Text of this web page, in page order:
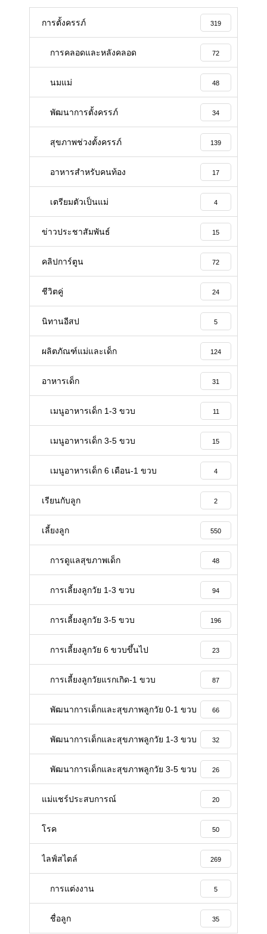
การตั้งครรภ์ 319
การคลอดและหลังคลอด 72
นมแม่ 48
พัฒนาการตั้งครรภ์ 34
สุขภาพช่วงตั้งครรภ์ 139
อาหารสําหรับคนท้อง 17
เตรียมตัวเป็นแม่ 4
ข่าวประชาสัมพันธ์ 15
คลิปการ์ตูน 72
ชีวิตคู่ 24
นิทานอีสป 5
ผลิตภัณฑ์แม่และเด็ก 124
อาหารเด็ก 31
เมนูอาหารเด็ก 1-3 ขวบ 11
เมนูอาหารเด็ก 3-5 ขวบ 15
เมนูอาหารเด็ก 6 เดือน-1 ขวบ 4
เรียนกับลูก 2
เลี้ยงลูก 550
การดูแลสุขภาพเด็ก 48
การเลี้ยงลูกวัย 1-3 ขวบ 94
การเลี้ยงลูกวัย 3-5 ขวบ 196
การเลี้ยงลูกวัย 6 ขวบขึ้นไป 23
การเลี้ยงลูกวัยแรกเกิด-1 ขวบ 87
พัฒนาการเด็กและสุขภาพลูกวัย 0-1 ขวบ 66
พัฒนาการเด็กและสุขภาพลูกวัย 1-3 ขวบ 32
พัฒนาการเด็กและสุขภาพลูกวัย 3-5 ขวบ 26
แม่แชร์ประสบการณ์ 20
โรค 50
ไลฟ์สไตล์ 269
การแต่งงาน 5
ชื่อลูก 35